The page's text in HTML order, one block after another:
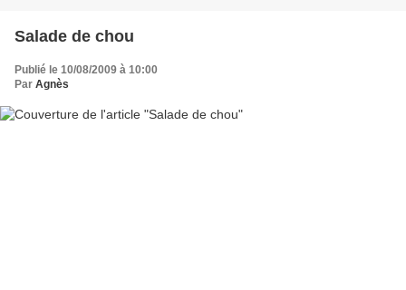
Salade de chou
Publié le 10/08/2009 à 10:00
Par Agnès